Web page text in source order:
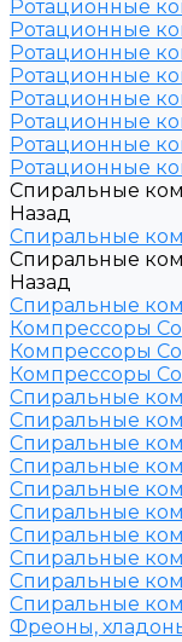
Ротационные
Ротационные
Ротационные
Ротационные
Ротационные
Ротационные
Ротационные
Ротационные
Спиральные
Назад
Спиральные
Спиральные
Назад
Спиральные
Компрессоры
Компрессоры
Компрессоры
Спиральные
Спиральные
Спиральные
Спиральные
Спиральные
Спиральные
Спиральные
Спиральные
Спиральные
Спиральные
Фреоны,